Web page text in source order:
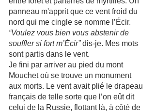
panneau m'apprit que ce vent froid du
nord qui me cingle se nomme l’Écir.
“Voulez vous bien vous abstenir de
souffler si fort m’Écir” dis-je. Mes mots
sont partis dans le vent.
Je fini par arriver au pied du mont
Mouchet où se trouve un monument
aux morts. Le vent avait plié le drapeau
français de telle sorte que l’on eût dit
celui de la Russie, flottant là, à côté de